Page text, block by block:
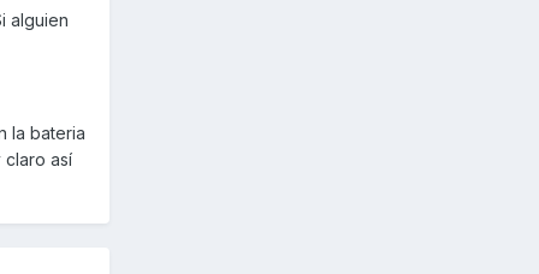
alguien
la bateria
claro así